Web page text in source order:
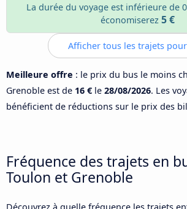
La durée du voyage est inférieure de
économiserez 5 €
Afficher tous les trajets
Meilleure offre : le prix du bus le moins
Grenoble est de 16 € le 28/08/2026. Les
bénéficient de réductions sur le prix des
Fréquence des trajets en
Toulon et Grenoble